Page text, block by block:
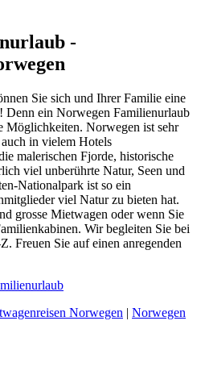
-
Sie sich und Ihrer Familie eine
Denn ein Norwegen Familienurlaub
Norwegen ist sehr
in vielem Hotels
malerischen Fjorde, historische
viel unberührte Natur, Seen und
Nationalpark ist so ein
viel Natur zu bieten hat.
grosse Mietwagen oder wenn Sie
Wir begleiten Sie bei
Freuen Sie auf einen anregenden
Norwegen | Norwegen